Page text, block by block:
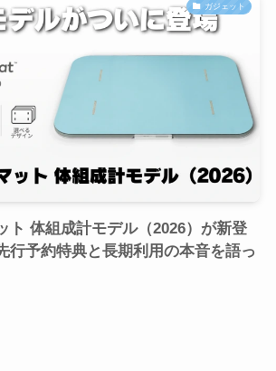
ガジェット
ト 体組成計モデル（2026）が新登
行予約特典と長期利用の本音を語っ